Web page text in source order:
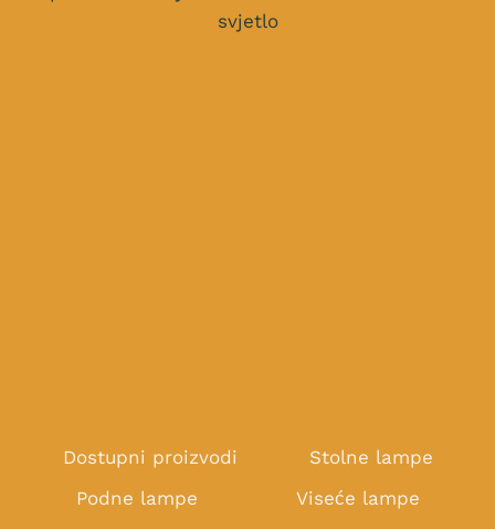
svjetlo
Dostupni proizvodi
Stolne lampe
Podne lampe
Viseće lampe